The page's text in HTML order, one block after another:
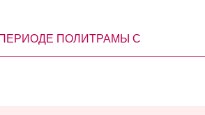
ПОЛИТРАМЫ С